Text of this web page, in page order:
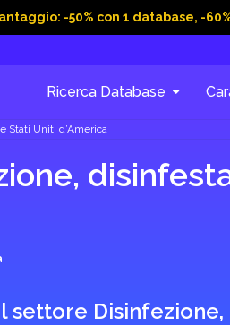
-50% con 1 database, -
Ricerca Database
Stati Uniti d’America
settore